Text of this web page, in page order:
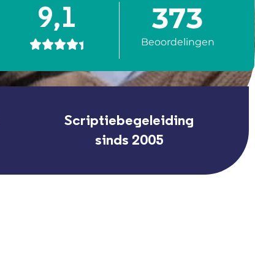
9,1

373
Beoordelingen
Scriptiebegeleiding
sinds 2005